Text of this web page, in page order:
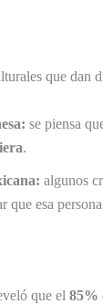
que dan
se piensa
.
algunos
que esa
que el 85%